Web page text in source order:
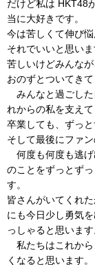
だけど私は HKT48
当に大好きです。
今は苦しくて伸び
それでいいと思いま
苦しいけどみんな
おのずとついてき
みんなと過ごした
れからの私を支えて
卒業しても、ずっ
そして最後にファン
何度も何度も逃げ
のことをずっとず
す。
皆さんがいてくれ
にも今日少し勇気
っしゃると思います
私たちはこれから
くなると思います。